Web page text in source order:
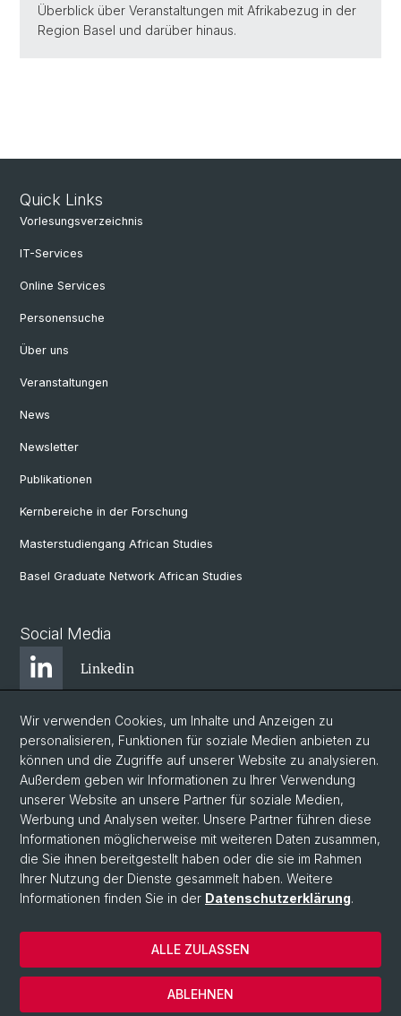
Überblick über Veranstaltungen mit Afrikabezug in der
Region Basel und darüber hinaus.
Quick Links
Vorlesungsverzeichnis
IT-Services
Online Services
Personensuche
Über uns
Veranstaltungen
News
Newsletter
Publikationen
Kernbereiche in der Forschung
Masterstudiengang African Studies
Basel Graduate Network African Studies
Social Media
Linkedin
Bluesky
Instagram
Facebook
© Universität Basel
Zentrum für Afrikastudien Basel
Datenschutzerklärung
Wir verwenden Cookies, um Inhalte und Anzeigen zu
personalisieren, Funktionen für soziale Medien anbieten zu
können und die Zugriffe auf unserer Website zu analysieren.
Außerdem geben wir Informationen zu Ihrer Verwendung
unserer Website an unsere Partner für soziale Medien,
Werbung und Analysen weiter. Unsere Partner führen diese
Informationen möglicherweise mit weiteren Daten zusammen,
die Sie ihnen bereitgestellt haben oder die sie im Rahmen
Ihrer Nutzung der Dienste gesammelt haben. Weitere
Informationen finden Sie in der Datenschutzerklärung.
ABLEHNEN
ALLE ZULASSEN